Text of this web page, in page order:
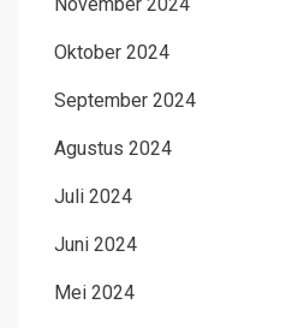
Oktober 2024
September 2024
Agustus 2024
Juli 2024
Juni 2024
Mei 2024